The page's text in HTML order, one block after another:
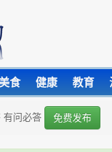
食 健康 教育
有问必答 免费发布